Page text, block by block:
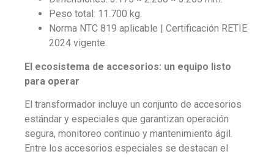
Peso total: 11.700 kg.
Norma NTC 819 aplicable | Certificación RETIE
2024 vigente.
El ecosistema de accesorios: un equipo listo
para operar
El transformador incluye un conjunto de accesorios
estándar y especiales que garantizan operación
segura, monitoreo continuo y mantenimiento ágil.
Entre los accesorios especiales se destacan el